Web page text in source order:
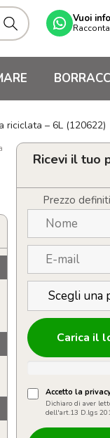
Vuoi
riciclata – 6L (120622)
Ricevi il tuo
Prezzo
Carica il
Accetto la
Dichiaro di aver
dell'art.13 D.lgs